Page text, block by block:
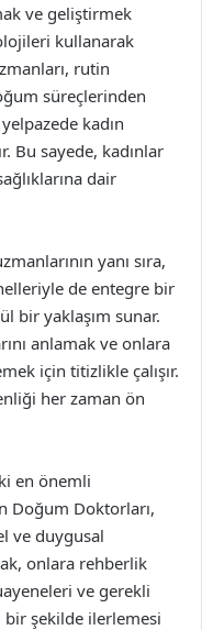
ve geliştirmek
kullanarak
rutin
süreçlerinden
kadın
Bu sayede, kadınlar
dair
yanı sıra,
de entegre bir
bir yaklaşım sunar.
anlamak ve onlara
için titizlikle çalışır.
her zaman ön
en önemli
Doğum Doktorları,
ve duygusal
onlara rehberlik
ve gerekli
bir şekilde ilerlemesi